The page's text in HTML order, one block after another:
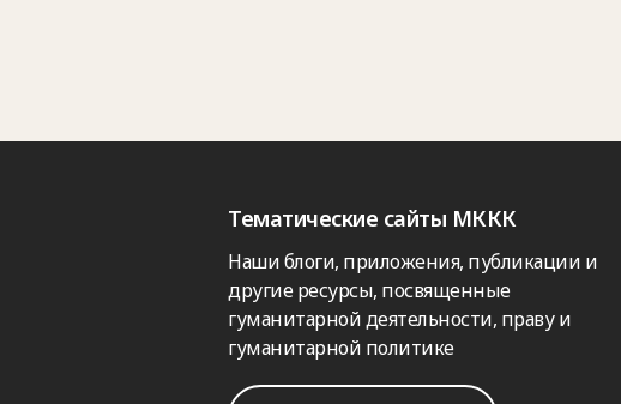
Тематические сайты МККК
Наши блоги, приложения, публикации и
другие ресурсы, посвященные
гуманитарной деятельности, праву и
гуманитарной политике